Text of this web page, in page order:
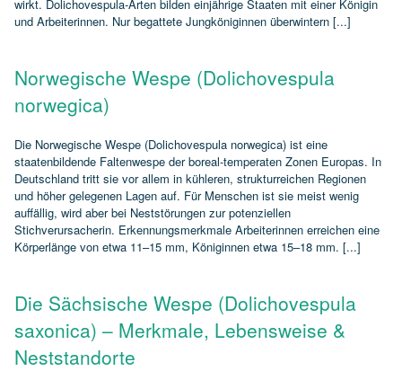
wirkt. Dolichovespula‑Arten bilden einjährige Staaten mit einer Königin
und Arbeiterinnen. Nur begattete Jungköniginnen überwintern [...]
Norwegische Wespe (Dolichovespula
norwegica)
Die Norwegische Wespe (Dolichovespula norwegica) ist eine
staatenbildende Faltenwespe der boreal‑temperaten Zonen Europas. In
Deutschland tritt sie vor allem in kühleren, strukturreichen Regionen
und höher gelegenen Lagen auf. Für Menschen ist sie meist wenig
auffällig, wird aber bei Neststörungen zur potenziellen
Stichverursacherin. Erkennungsmerkmale Arbeiterinnen erreichen eine
Körperlänge von etwa 11–15 mm, Königinnen etwa 15–18 mm. [...]
Die Sächsische Wespe (Dolichovespula
saxonica) – Merkmale, Lebensweise &
Neststandorte